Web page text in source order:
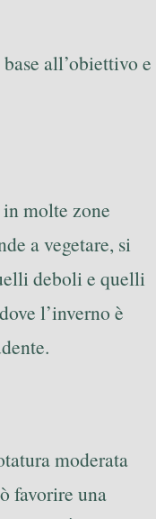
all’obiettivo e
molte zone
a vegetare, si
deboli e quelli
l’inverno è
moderata
favorire una